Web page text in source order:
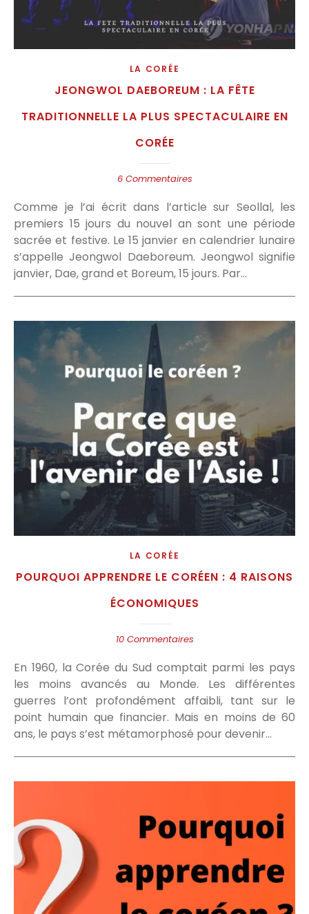
LA CORÉE
JEONGWOL DAEBOREUM : LA FÊTE
TRADITIONNELLE LA PLUS SPECTACULAIRE EN
CORÉE
6 Commentaires
Comme je l’ai écrit dans l’article sur Seollal, les
premiers 15 jours du nouvel an sont une période
sacrée et festive. Le 15 janvier en calendrier lunaire
s’appelle Jeongwol Daeboreum. Jeongwol signifie
janvier, Dae, grand et Boreum, 15 jours. Par…
LA CORÉE
POURQUOI APPRENDRE LE CORÉEN : 4 RAISONS
ÉCONOMIQUES
10 Commentaires
En 1960, la Corée du Sud comptait parmi les pays
les moins avancés au Monde. Les différentes
guerres l’ont profondément affaibli, tant sur le
point humain que financier. Mais en moins de 60
ans, le pays s’est métamorphosé pour devenir…